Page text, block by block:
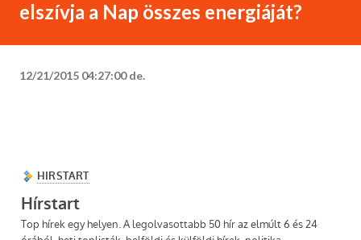
elszívja a Nap összes energiáját?
12/21/2015 04:27:00 de.